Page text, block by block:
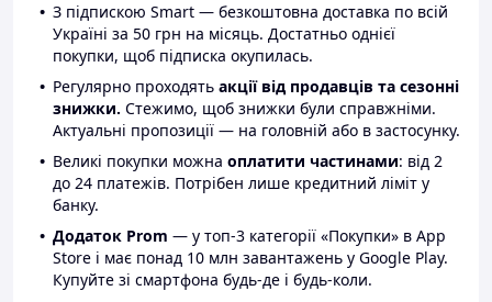
З підпискою Smart — безкоштовна доставка по всій
Україні за 50 грн на місяць. Достатньо однієї
покупки, щоб підписка окупилась.
Регулярно проходять акції від продавців та сезонні
знижки. Стежимо, щоб знижки були справжніми.
Актуальні пропозиції — на головній або в застосунку.
Великі покупки можна оплатити частинами: від 2
до 24 платежів. Потрібен лише кредитний ліміт у
банку.
Додаток Prom — у топ-3 категорії «Покупки» в App
Store і має понад 10 млн завантажень у Google Play.
Купуйте зі смартфона будь-де і будь-коли.